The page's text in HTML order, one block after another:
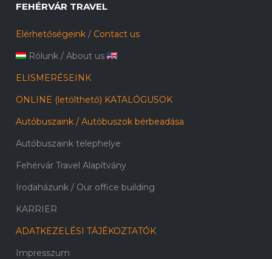
FEHÉRVÁR TRAVEL
Elérhetőségeink / Contact us
Rólunk /About us
ELISMERÉSEINK
ONLINE (letölthető) KATALÓGUSOK
Autóbuszaink / Autóbuszok bérbeadása
Autóbuszaink telephelye
Fehérvár Travel Alapítvány
Irodaházunk / Our office building
KARRIER
ADATKEZELÉSI TÁJÉKOZTATÓK
Impresszum